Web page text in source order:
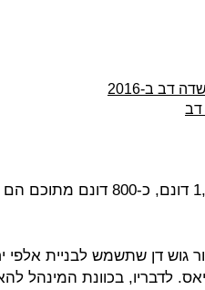
דב
מתחם שדה דב משתרע על שטח של כ-1,300 דונם, כ-800
גוש דן שתשמש לבניית אלפי
לדבריו, בכוונת המינהל